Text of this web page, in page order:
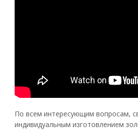
По всем интересующим вопросам,
индивидуальным изготовлением